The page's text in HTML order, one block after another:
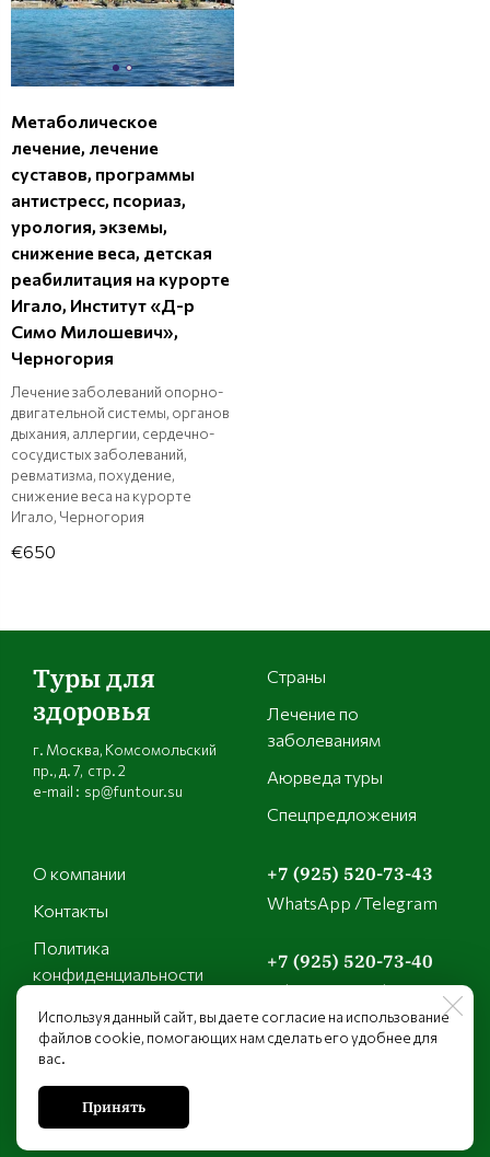
Метаболическое
лечение, лечение
суставов, программы
антистресс, псориаз,
урология, экземы,
снижение веса, детская
реабилитация на курорте
Игало, Институт «Д-р
Симо Милошевич»,
Черногория
Лечение заболеваний опорно-
двигательной системы, органов
дыхания, аллергии, сердечно-
сосудистых заболеваний,
ревматизма, похудение,
снижение веса на курорте
Игало, Черногория
€650
Туры для
здоровья
г. Москва, Комсомольский
пр., д. 7, стр. 2
e-mail : sp@funtour.su
Страны
Лечение по
заболеваниям
Аюрведа туры
Спецпредложения
О компании
Контакты
Политика
конфиденциальности
+7 (925) 520-73-43
WhatsApp /Telegram
+7 (925) 520-73-40
WhatsApp /Telegram
+7 (925) 149-21-01
Используя данный сайт, вы даете согласие на использование
файлов cookie, помогающих нам сделать его удобнее для
вас.
Принять